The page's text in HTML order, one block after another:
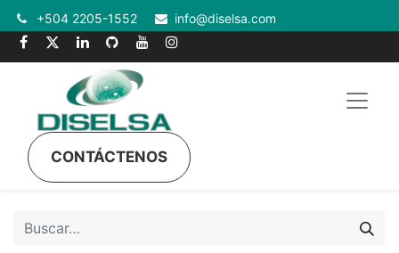
+504 2205-1552 info@diselsa.com
CONTÁCTENOS